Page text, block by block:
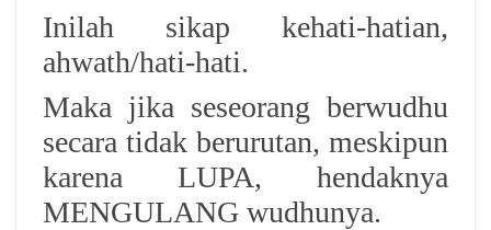
Inilah sikap kehati-hatian,
ahwath/hati-hati.
Maka jika seseorang berwudhu
secara tidak berurutan, meskipun
karena LUPA, hendaknya
MENGULANG wudhunya.